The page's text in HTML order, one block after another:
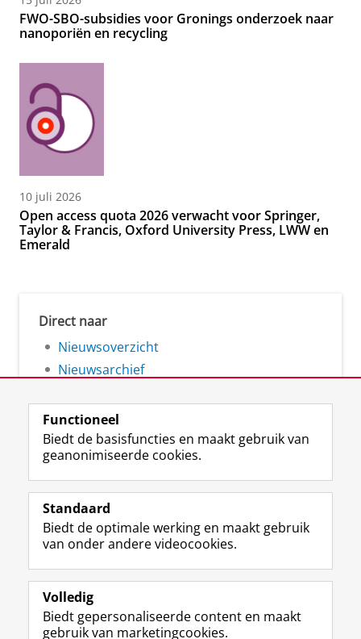
FWO-SBO-subsidies voor Gronings onderzoek naar
nanoporiën en recycling
10 juli 2026
Open access quota 2026 verwacht voor Springer,
Taylor & Francis, Oxford University Press, LWW en
Emerald
Direct naar
Nieuwsoverzicht
Nieuwsarchief
Volg de RUG
F
a
e
b
o
p
a
L
i
k
e
I
-
p
R
S
-
f
e
R
I
n
t
r
m
Y
o
T
e
k
Studiekiezers
Alumni
Over ons
Functioneel
Biedt de basisfuncties en maakt gebruik van
geanonimiseerde cookies.
Standaard
Biedt de optimale werking en maakt gebruik
van onder andere videocookies.
Volledig
Biedt gepersonaliseerde content en maakt
gebruik van marketingcookies.